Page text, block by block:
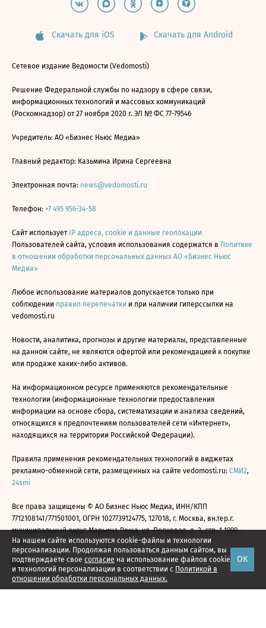
На нашем сайте используются cookie-файлы и технологии
персонализации. Продолжая пользоваться данным сайтом, вы
подтверждаете свое согласие на использование файлов cookie
и технологий персонализации в соответствии с Политикой в
отношении обработки персональных данных.
ОК
Скачать для iOS Скачать для Android
Сетевое издание Ведомости (Vedomosti)
Решение Федеральной службы по надзору в сфере связи,
информационных технологий и массовых коммуникаций
(Роскомнадзор) от 27 ноября 2020 г. ЭЛ № ФС 77-79546
Учредитель: АО «Бизнес Ньюс Медиа»
Главный редактор: Казьмина Ирина Сергеевна
Электронная почта: news@vedomosti.ru
Телефон: +7 495 956-34-58
Сайт использует IP адреса, cookie и данные геолокации
Пользователей сайта, условия использования содержатся в Политике
в отношении обработки персональных данных АО «Бизнес Ньюс
Медиа»
Любое использование материалов допускается только при
соблюдении правил перепечатки и при наличии гиперссылки на
vedomosti.ru
Новости, аналитика, прогнозы и другие материалы, представленные
на данном сайте, не являются офертой или рекомендацией к покупке
или продаже каких-либо активов.
На информационном ресурсе применяются рекомендательные
технологии (информационные технологии предоставления
информации на основе сбора, систематизации и анализа сведений,
относящихся к предпочтениям пользователей сети «Интернет»,
находящихся на территории Российской Федерации).
Правила применения рекомендательных технологий в виджетах
рекламно-обменной сети, размещенных на сайте vedomosti.ru: СМИ2,
24smi
Все права защищены © АО Бизнес Ньюс Медиа, ИНН/КПП
7712108141/771501001, ОГРН 1027739124775, 127018, г. Москва, вн.тер.г.
муниципальный округ Марьина Роща, ул. Полковая, д. 3, стр. 1 1999—
2026